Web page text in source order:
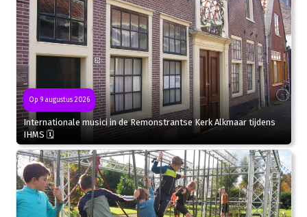
Op 9 augustus 2026
Internationale musici in de Remonstrantse Kerk Alkmaar tijdens
IHMS 🗓